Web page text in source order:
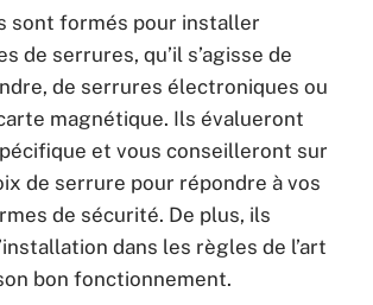
sont formés pour installer
de serrures, qu’il s’agisse de
de serrures électroniques ou
magnétique. Ils évalueront
et vous conseilleront sur
de serrure pour répondre à vos
de sécurité. De plus, ils
dans les règles de l’art
bon fonctionnement.